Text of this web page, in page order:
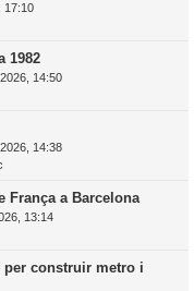
17:10
1982
14:50
14:38
França a Barcelona
13:14
per construir metro i